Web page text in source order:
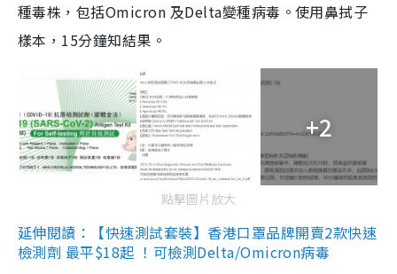
種毒株，包括Omicron 及Delta變種病毒。使用鼻拭子
樣本，15分鐘知結果。
+2
點擊圖片放大
延伸閱讀：【快速測試套裝】香港口罩品牌開賣2款快速
檢測劑 最平$18起 ！可檢測Delta/Omicron病毒